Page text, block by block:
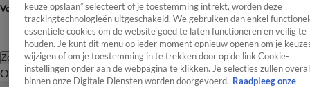
Volg Shownieuws
Zoeken
OverzichtEntertainmentSpraakmakendRealityCrimeVideo's
keuze opslaan” selecteert of je toestemming intrekt, worden deze
trackingtechnologieën uitgeschakeld. We gebruiken dan enkel
essentiële cookies om de website goed te laten functioneren en veilig te
houden. Je kunt dit menu op ieder moment opnieuw openen om je
wijzigen of om je toestemming in te trekken door op de link Cookie-
instellingen onder aan de webpagina te klikken. Je selecties zullen overal
binnen onze Digitale Diensten worden doorgevoerd. Raadpleeg onze